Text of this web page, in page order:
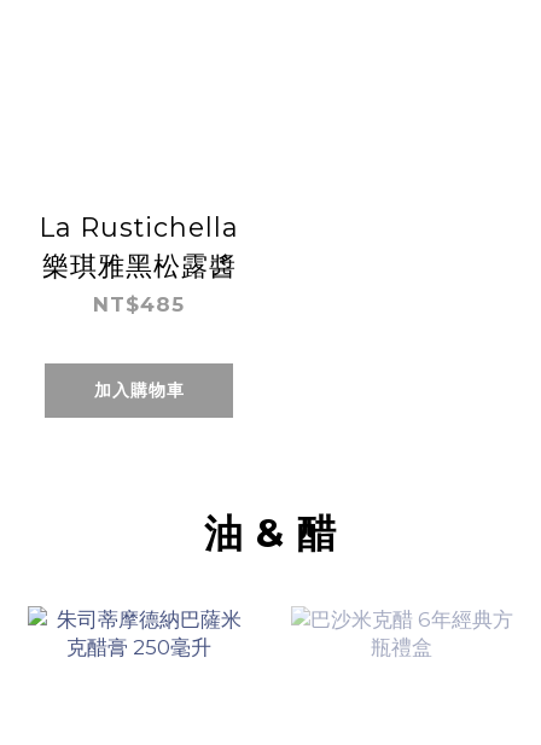
La Rustichella
樂琪雅黑松露醬
NT$485
加入購物車
油 & 醋